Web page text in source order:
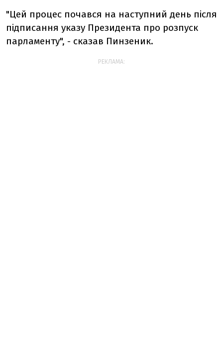
"Цей процес почався на наступний день після
підписання указу Президента про розпуск
парламенту", - сказав Пинзеник.
РЕКЛАМА: